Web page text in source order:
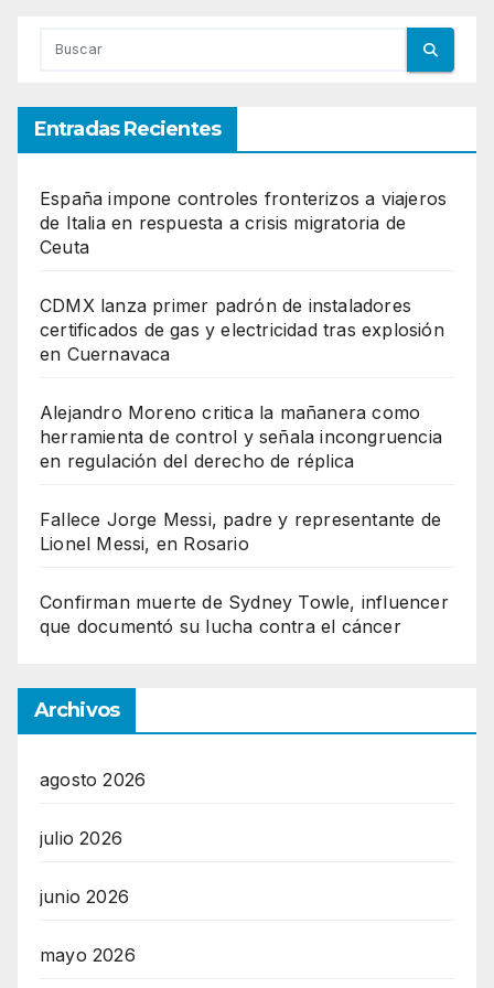
Entradas Recientes
España impone controles fronterizos a viajeros
de Italia en respuesta a crisis migratoria de
Ceuta
CDMX lanza primer padrón de instaladores
certificados de gas y electricidad tras explosión
en Cuernavaca
Alejandro Moreno critica la mañanera como
herramienta de control y señala incongruencia
en regulación del derecho de réplica
Fallece Jorge Messi, padre y representante de
Lionel Messi, en Rosario
Confirman muerte de Sydney Towle, influencer
que documentó su lucha contra el cáncer
Archivos
agosto 2026
julio 2026
junio 2026
mayo 2026